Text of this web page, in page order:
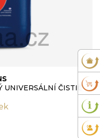
UNIVERSÁLNÍ ČISTIČ